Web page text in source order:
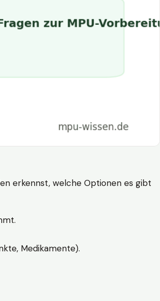
erkennst, welche Optionen es gibt
Medikamente).